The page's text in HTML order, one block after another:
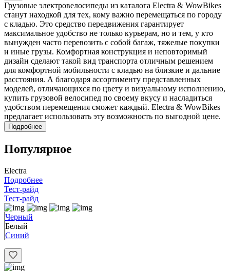
Грузовые электровелосипеды из каталога Electra & WowBikes
станут находкой для тех, кому важно перемещаться по городу
с кладью. Это средство передвижения гарантирует
максимальное удобство не только курьерам, но и тем, у кто
вынужден часто перевозить с собой багаж, тяжелые покупки
и иные грузы. Комфортная конструкция и неповторимый
дизайн сделают такой вид транспорта отличным решением
для комфортной мобильности с кладью на близкие и дальние
расстояния. А благодаря ассортименту представленных
моделей, отличающихся по цвету и визуальному исполнению,
купить грузовой велосипед по своему вкусу и насладиться
удобством перемещения сможет каждый. Electra & WowBikes
предлагает использовать эту возможность по выгодной цене.
Подробнее
Популярное
Electra
Подробнее
Тест-райд
Тест-райд
Черный
Белый
Синий